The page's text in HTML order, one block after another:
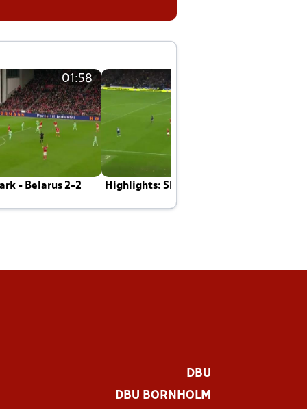
01:58
- Belarus 2-2 Highlights: Skotland - Danmark 4-2
DBU
DBU BORNHOLM